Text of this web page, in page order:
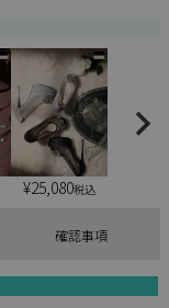
¥25,080税込
確認事項